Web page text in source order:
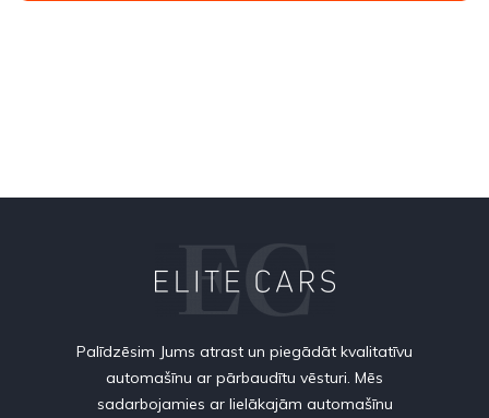
Palīdzēsim Jums atrast un piegādāt kvalitatīvu
automašīnu ar pārbaudītu vēsturi. Mēs
sadarbojamies ar lielākajām automašīnu